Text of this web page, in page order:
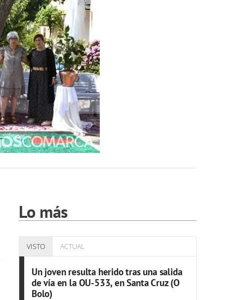
Lo más
VISTO ACTUAL
Un joven resulta herido tras una salida
de vía en la OU-533, en Santa Cruz (O
Bolo)